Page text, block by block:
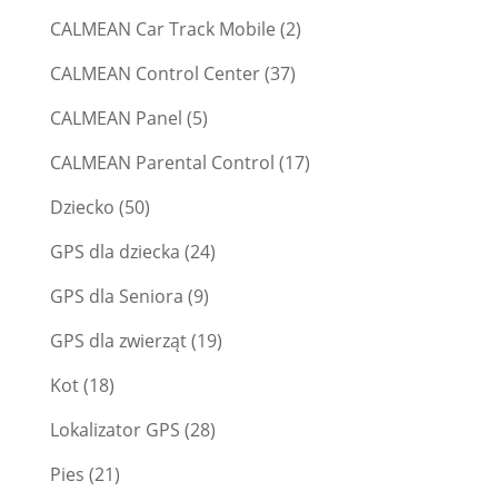
CALMEAN Car Track Mobile (2)
CALMEAN Control Center(37)
CALMEAN Panel (5)
CALMEAN Parental Control (17)
Dziecko (50)
GPS dla dziecka (24)
GPS dla Seniora (9)
GPS dla zwierząt(19)
Kot(18)
Lokalizator GPS (28)
Pies (21)